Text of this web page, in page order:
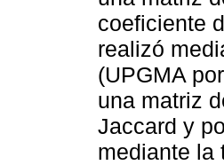
coeficiente
realizó
(UPGMA
una matriz
Jaccard y
mediante la